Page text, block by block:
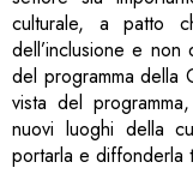
culturale, a patto
dell’inclusione e non
del programma della
vista del
nuovi luoghi della
portarla e diffonderla